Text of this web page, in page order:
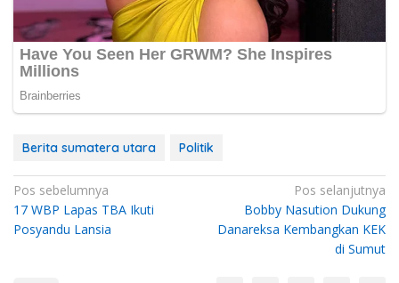
Berita sumatera utara Politik
Navigasi
pos
Pos sebelumnya
17 WBP Lapas TBA Ikuti
Posyandu Lansia
Pos selanjutnya
Bobby Nasution Dukung
Danareksa Kembangkan KEK
di Sumut